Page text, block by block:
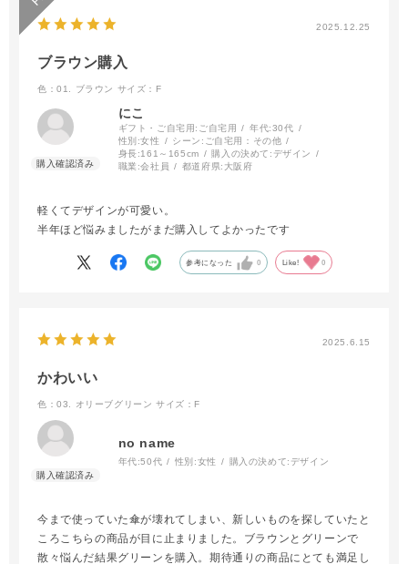
2025.12.25
ブラウン購入
色：01. ブラウン サイズ：F
にこ
ギフト・ご自宅用: ご自宅用 年代:30代
性別:女性 シーン: ご自宅用：その他
身長:161～165cm 購入の決めて: デザイン
職業:会社員 都道府県: 大阪府
軽くてデザインが可愛い。
半年ほど悩みましたがまだ購入してよかったです
参考になった 0 Like! 0
2025.6.15
かわいい
色：03. オリーブグリーン サイズ：F
no name
年代:50代 性別:女性 購入の決めて: デザイン
今まで使っていた傘が壊れてしまい、新しいものを探していたと
ころこちらの商品が目に止まりました。ブラウンとグリーンで
散々悩んだ結果グリーンを購入。期待通りの商品にとても満足し